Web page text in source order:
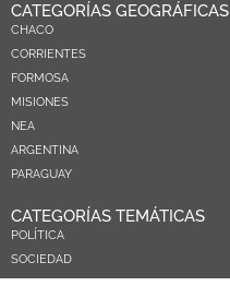
CATEGORÍAS GEOGRÁFICAS
CHACO
CORRIENTES
FORMOSA
MISIONES
NEA
ARGENTINA
PARAGUAY
CATEGORÍAS TEMÁTICAS
POLÍTICA
SOCIEDAD